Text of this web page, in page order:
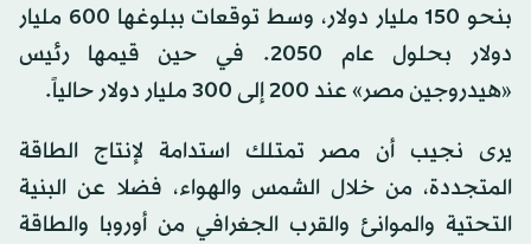
بنحو 150 مليار دولار، وسط توقعات ببلوغها 600 مليار
دولار بحلول عام 2050. في حين قيمها رئيس
«هيدروجين مصر» عند 200 إلى 300 مليار دولار حالياً.
يرى نجيب أن مصر تمتلك استدامة لإنتاج الطاقة
المتجددة، من خلال الشمس والهواء، فضلا عن البنية
التحتية والموانئ والقرب الجغرافي من أوروبا والطاقة